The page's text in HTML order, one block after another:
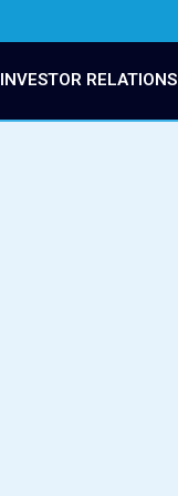
INVESTOR RELATIONS